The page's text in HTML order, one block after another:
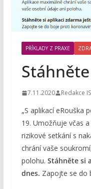
PŘÍKLADY Z PRAXE
7.11.2020 Redakce
„S aplikací eRouška
19. Umožňuje včas
rizikové setkání s
chrání vaše
polohu. Stáhněte si
dnes. Zapojte se do